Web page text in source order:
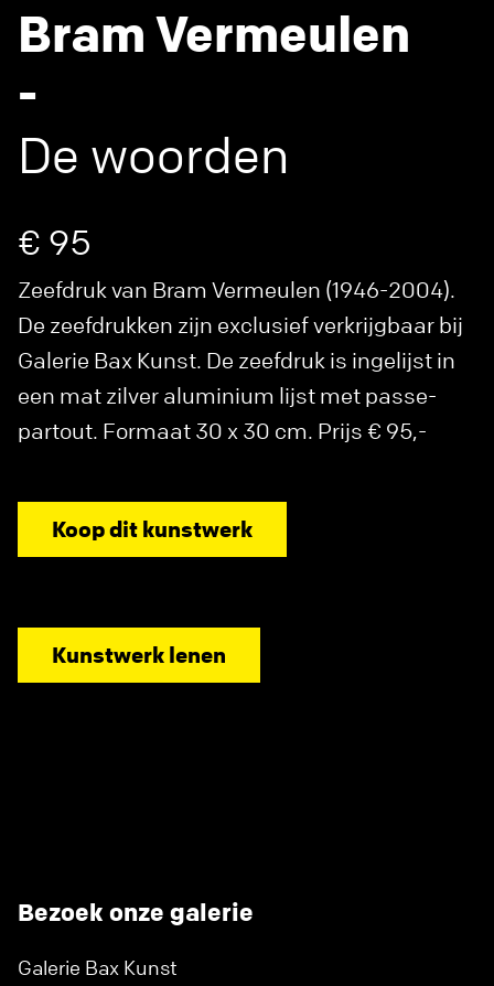
Bram Vermeulen
-
De woorden
€ 95
Zeefdruk van Bram Vermeulen (1946-2004).
De zeefdrukken zijn exclusief verkrijgbaar bij
Galerie Bax Kunst. De zeefdruk is ingelijst in
een mat zilver aluminium lijst met passe-
partout. Formaat 30 x 30 cm. Prijs € 95,-
Koop dit kunstwerk
Kunstwerk lenen
Bezoek onze galerie
Galerie Bax Kunst